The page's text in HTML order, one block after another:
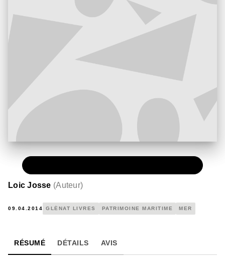
Loic Josse (Auteur)
09.04.2014 GLÉNAT LIVRES PATRIMOINE MARITIME MER
RÉSUMÉ DÉTAILS AVIS